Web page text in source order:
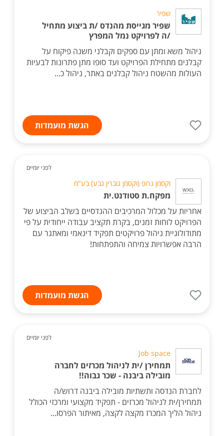
שפיר
שפיר מגייסת מהנדס /ת ביצוע מתחיל
/ה לפרויקט נמל המפרץ
ניהול משא ומתן עם ספקים וקבלני משנה פיקוח על
קבלנים מתחילת הפרויקט ועד סופו מתן פתרונות לבעיות
העולות מהשטח ניהול קבלנים באתר, ניהול כ...
הגשת מועמדות
לפני יומיים
וקסמן גרופ (וקסמן גוברין גבע) בע"מ
מפקח.ת סטודנט.ית
אחריות על מכלול המרכיבים ההנדסיים בשלב הביצוע של
הפרויקט לוחות זמנים, בקרת תקציב עבודה ייחודית על פי
מתודולוגיית ניהול פרויקטים תפקיד דינאמי ומאתגר עם
הרבה אפשרויות צמיחה והתפתחות!
הגשת מועמדות
לפני יומיים
Job space
תמחירן /ית לניהול מכרזים לחברה
מובילה ביבנה - שכר גבוה!!
לחברת הנדסה ותשתיות מובילה ביבנה דרוש/ה
תמחירן/ית לניהול מכרזים - תפקיד מקצועי ומרכזי הכולל
ניהול הליך המכרז מקצה לקצה, מאיתור הפרסו...